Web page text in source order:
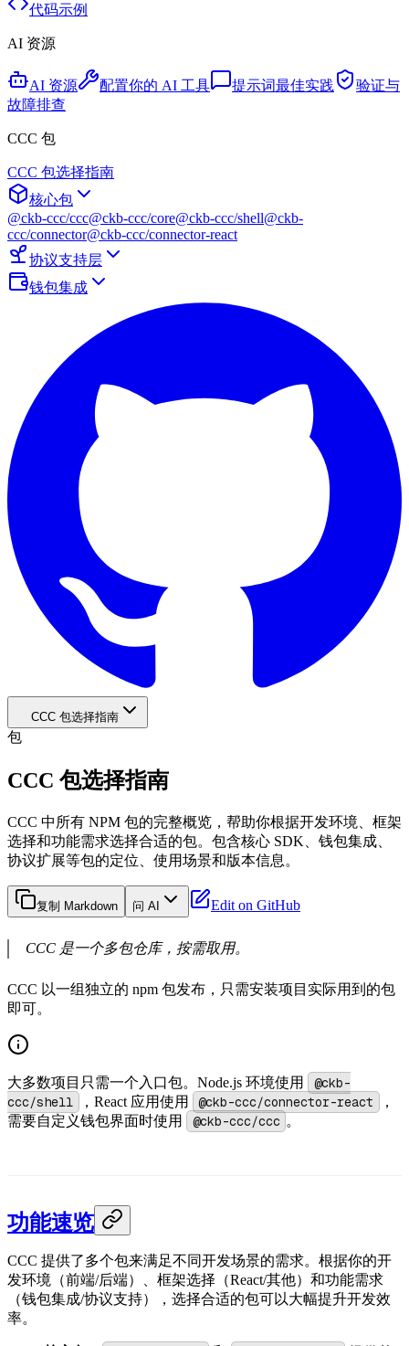
代码示例
AI 资源
AI 资源 配置你的 AI 工具 提示词最佳实践
验证与
故障排查
CCC 包
CCC 包选择指南
核心包
@ckb-ccc/ccc@ckb-ccc/core@ckb-ccc/shell@ckb-
ccc/connector@ckb-ccc/connector-react
协议支持层
钱包集成
CCC 包选择指南
包
CCC 包选择指南
CCC 中所有 NPM 包的完整概览，帮助你根据开发环境、框架
选择和功能需求选择合适的包。包含核心 SDK、钱包集成、
协议扩展等包的定位、使用场景和版本信息。
复制 Markdown 问 AI Edit on GitHub
CCC 是一个多包仓库，按需取用。
CCC 以一组独立的 npm 包发布，只需安装项目实际用到的包
即可。
大多数项目只需一个入口包。Node.js 环境使用
@ckb-
ccc/shell
，React 应用使用 @ckb-ccc/connector-react
，
需要自定义钱包界面时使用
@ckb-ccc/ccc 。
功能速览
CCC 提供了多个包来满足不同开发场景的需求。根据你的开
发环境（前端/后端）、框架选择（React/其他）和功能需求
（钱包集成/协议支持），选择合适的包可以大幅提升开发效
率。